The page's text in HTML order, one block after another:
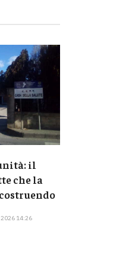
il
che la
2026 14:26